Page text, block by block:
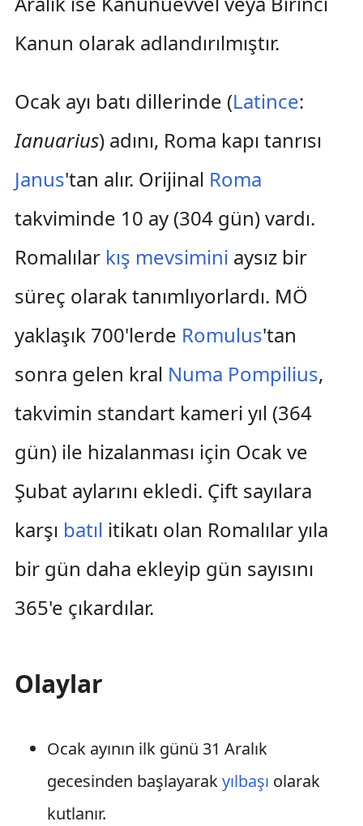
Kanun olarak adlandırılmıştır.
Ocak ayı batı dillerinde (Latince:
Ianuarius) adını, Roma kapı tanrısı
Janus'tan alır. Orijinal Roma
takviminde 10 ay (304 gün) vardı.
Romalılar kış mevsimini aysız bir
süreç olarak tanımlıyorlardı. MÖ
yaklaşık 700'lerde Romulus'tan
sonra gelen kral Numa Pompilius,
takvimin standart kameri yıl (364
gün) ile hizalanması için Ocak ve
Şubat aylarını ekledi. Çift sayılara
karşı batıl itikatı olan Romalılar yıla
bir gün daha ekleyip gün sayısını
365'e çıkardılar.
Olaylar
Ocak ayının ilk günü 31 Aralık
gecesinden başlayarakyılbaşı olarak
kutlanır.